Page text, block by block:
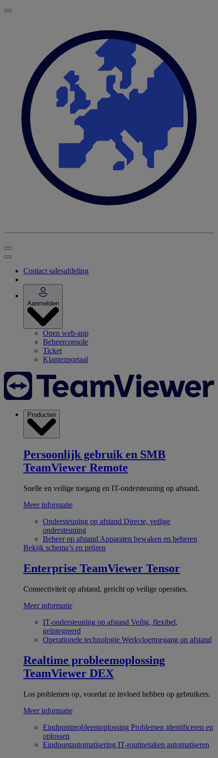
Contact salesafdeling
Aanmelden
Open web-app
Beheerconsole
Ticket
Klantenportaal
Producten
Persoonlijk gebruik en SMB
TeamViewer Remote
Snelle en veilige toegang en IT-ondersteuning op afstand.
Meer informatie
Ondersteuning op afstand Directe, veilige
ondersteuning
Beheer op afstand Apparaten bewaken en beheren
Bekijk schema’s en prijzen
Enterprise TeamViewer Tensor
Connectiviteit op afstand, gericht op veilige operaties.
Meer informatie
IT-ondersteuning op afstand Veilig, flexibel,
geïntegreerd
Operationele technologie Werkvloertoegang op afstand
Realtime probleemoplossing
TeamViewer DEX
Los problemen op, voordat ze invloed hebben op gebruikers.
Meer informatie
Eindpuntprobleemoplossing Problemen identificeren en
oplossen
Eindpuntautomatisering IT-routinetaken automatiseren